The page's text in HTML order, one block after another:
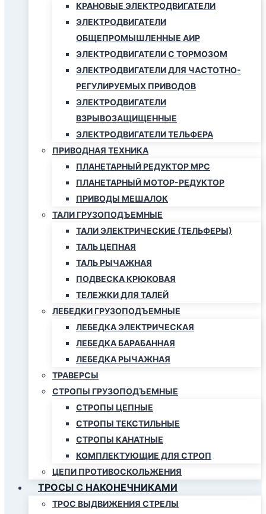
КРАНОВЫЕ ЭЛЕКТРОДВИГАТЕЛИ
ЭЛЕКТРОДВИГАТЕЛИ
ОБЩЕПРОМЫШЛЕННЫЕ АИР
ЭЛЕКТРОДВИГАТЕЛИ С ТОРМОЗОМ
ЭЛЕКТРОДВИГАТЕЛИ ДЛЯ ЧАСТОТНО-
РЕГУЛИРУЕМЫХ ПРИВОДОВ
ЭЛЕКТРОДВИГАТЕЛИ
ВЗРЫВОЗАЩИЩЕННЫЕ
ЭЛЕКТРОДВИГАТЕЛИ ТЕЛЬФЕРА
ПРИВОДНАЯ ТЕХНИКА
ПЛАНЕТАРНЫЙ РЕДУКТОР МРС
ПЛАНЕТАРНЫЙ МОТОР-РЕДУКТОР
ПРИВОДЫ МЕШАЛОК
ТАЛИ ГРУЗОПОДЪЕМНЫЕ
ТАЛИ ЭЛЕКТРИЧЕСКИЕ (ТЕЛЬФЕРЫ)
ТАЛЬ ЦЕПНАЯ
ТАЛЬ РЫЧАЖНАЯ
ПОДВЕСКА КРЮКОВАЯ
ТЕЛЕЖКИ ДЛЯ ТАЛЕЙ
ЛЕБЕДКИ ГРУЗОПОДЪЕМНЫЕ
ЛЕБЕДКА ЭЛЕКТРИЧЕСКАЯ
ЛЕБЕДКА БАРАБАННАЯ
ЛЕБЕДКА РЫЧАЖНАЯ
ТРАВЕРСЫ
СТРОПЫ ГРУЗОПОДЪЕМНЫЕ
СТРОПЫ ЦЕПНЫЕ
СТРОПЫ ТЕКСТИЛЬНЫЕ
СТРОПЫ КАНАТНЫЕ
КОМПЛЕКТУЮЩИЕ ДЛЯ СТРОП
ЦЕПИ ПРОТИВОСКОЛЬЖЕНИЯ
ТРОСЫ С НАКОНЕЧНИКАМИ
ТРОС ВЫДВИЖЕНИЯ СТРЕЛЫ